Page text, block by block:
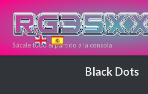
contenido
Sácale todo el partido a la consola
Black Dots
Si estas
comprar una